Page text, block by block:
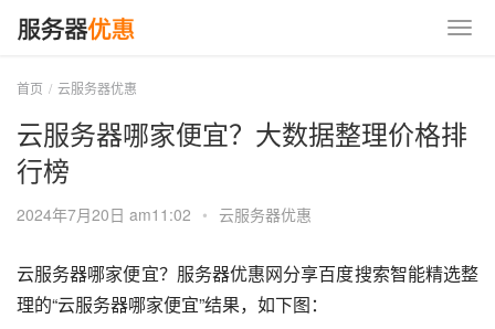
首页 云服务器优惠
云服务器哪家便宜？大数据整理价格排
行榜
2024年7月20日 am11:02 • 云服务器优惠
云服务器哪家便宜？服务器优惠网分享百度搜索智能精选整
理的“云服务器哪家便宜”结果，如下图：